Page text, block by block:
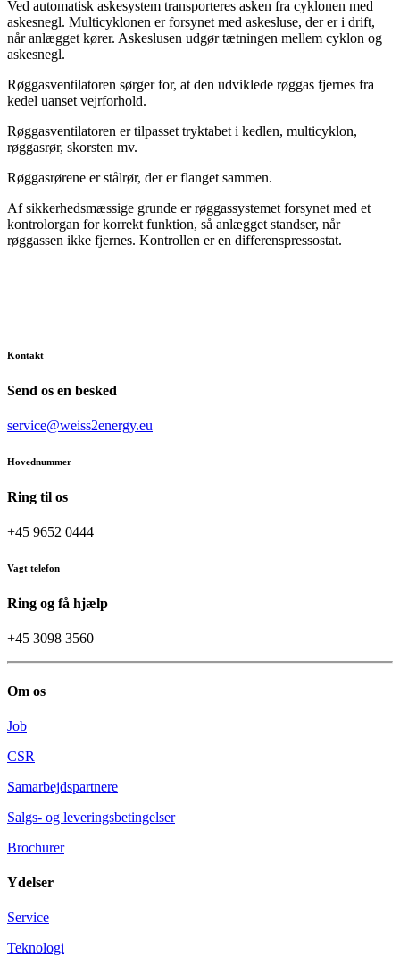
Ved automatisk askesystem transporteres asken fra cyklonen med
askesnegl. Multicyklonen er forsynet med askesluse, der er i drift,
når anlægget kører. Askeslusen udgør tætningen mellem cyklon og
askesnegl.
Røggasventilatoren sørger for, at den udviklede røggas fjernes fra
kedel uanset vejrforhold.
Røggasventilatoren er tilpasset tryktabet i kedlen, multicyklon,
røggasrør, skorsten mv.
Røggasrørene er stålrør, der er flanget sammen.
Af sikkerhedsmæssige grunde er røggassystemet forsynet med et
kontrolorgan for korrekt funktion, så anlægget standser, når
røggassen ikke fjernes. Kontrollen er en differenspressostat.
Kontakt
Send os en besked
service@weiss2energy.eu
Hovednummer
Ring til os
+45 9652 0444
Vagt telefon
Ring og få hjælp
+45 3098 3560
Om os
Job
CSR
Samarbejdspartnere
Salgs- og leveringsbetingelser
Brochurer
Ydelser
Service
Teknologi